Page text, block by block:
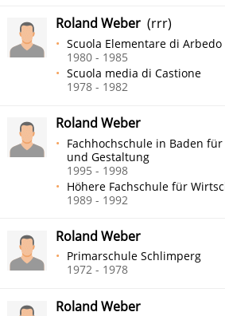
Roland Weber (rrr)
Scuola Elementare di Arbedo
1980 - 1985
Scuola media di Castione
1978 - 1982
Roland Weber
Fachhochschule in Baden
und Gestaltung
1995 - 1998
Höhere Fachschule für
1989 - 1992
Roland Weber
Primarschule Schlimperg
1972 - 1978
Roland Weber